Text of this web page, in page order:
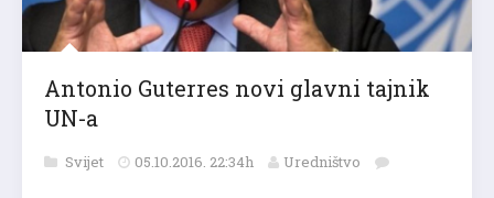
Antonio Guterres novi glavni tajnik
UN-a
Svijet 05.10.2016. 22:34h Uredništvo